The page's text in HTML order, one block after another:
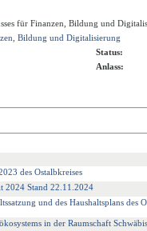
für Finanzen, Bildung und
Bildung und Digitalisierung
Status:
Anlass:
des Ostalbkreises
2024 Stand 22.11.2024
und des Haushaltsplans
in der Raumschaft